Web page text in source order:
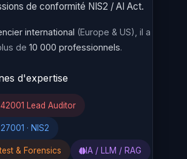
de conformité NIS2 / AI Act.
international (Europe & US), il a
de 10 000 professionnels.
d'expertise
Lead Auditor
· NIS2
& Forensics IA / LLM / RAG